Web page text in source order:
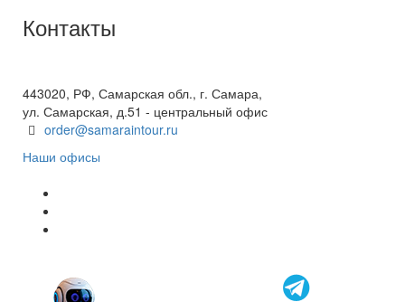
Контакты
443020, РФ, Самарская обл., г. Самара,
ул. Самарская, д.51 - центральный офис
order@samaraintour.ru
Наши офисы